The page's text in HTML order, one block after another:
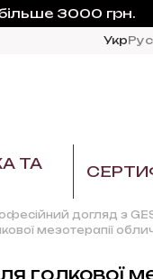
3000 грн.
УкрРус
ТА
догляд з
мезотерапії
голкової